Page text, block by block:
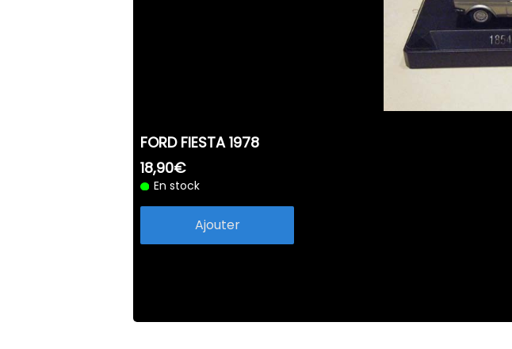
FORD FIESTA 1978
18,90€
En stock
Ajouter